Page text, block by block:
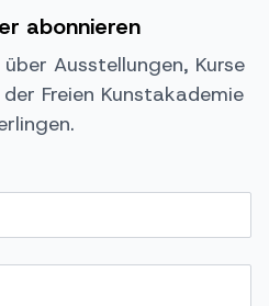
abonnieren
Ausstellungen, Kurse
Freien Kunstakademie